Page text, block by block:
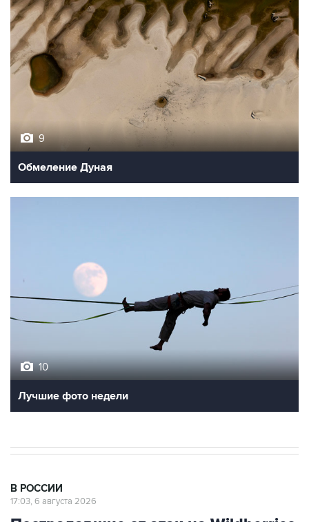
9
Обмеление Дуная
10
Лучшие фото недели
В РОССИИ
17:03, 6 августа 2026